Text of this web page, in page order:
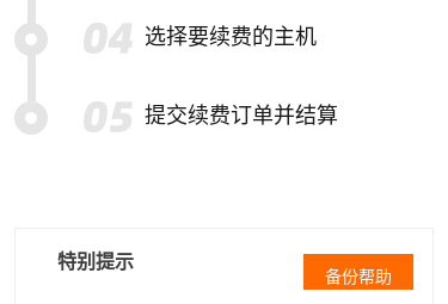
选择要续费的主机
提交续费订单并结算
特别提示
备份帮助